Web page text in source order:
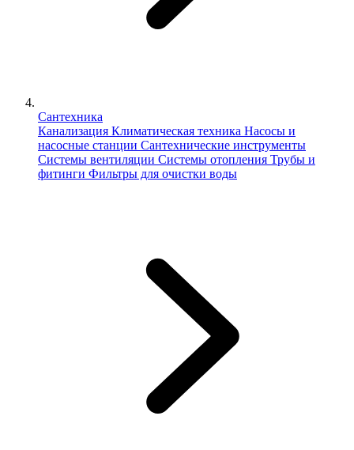
Сантехника
Канализация Климатическая техника Насосы и
насосные станции Сантехнические инструменты
Системы вентиляции Системы отопления Трубы и
фитинги Фильтры для очистки воды